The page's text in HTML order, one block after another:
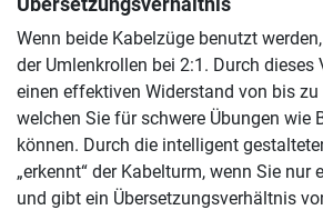
Wenn beide Kabelzüge benutzt
der Umlenkrollen bei 2:1. Durch dieses
einen effektiven Widerstand von bis
welchen Sie für schwere Übungen wie
können. Durch die intelligent
„erkennt“ der Kabelturm, wenn Sie nur
und gibt ein Übersetzungsverhältnis